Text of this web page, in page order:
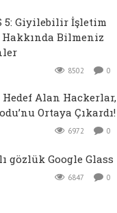
5: Giyilebilir İşletim
Bilmeniz
8502 0
Hedef Alan Hackerlar,
Ortaya Çıkardı!
6972 0
gözlük Google Glass
6847 0